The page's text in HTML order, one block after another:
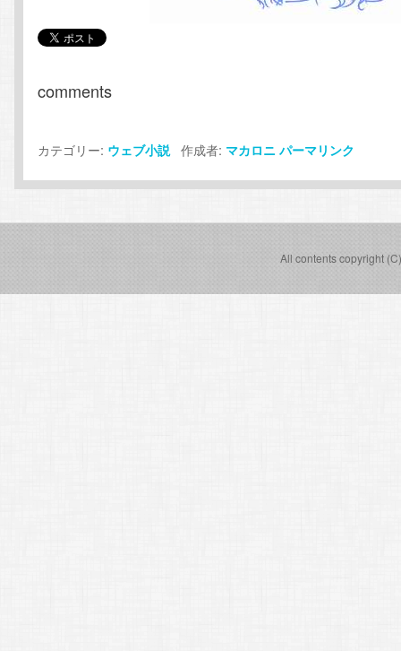
comments
カテゴリー: ウェブ小説 作成者: マカロニ パーマリンク
All contents copyright